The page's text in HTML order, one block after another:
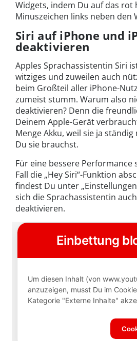
Widgets, indem Du auf das rot
Minuszeichen links neben den
Siri auf iPhone und
deaktivieren
Apples Sprachassistentin Siri
witziges und zuweilen auch
beim Großteil aller iPhone-
zumeist stumm. Warum also
deaktivieren? Denn die
Deinem Apple-Gerät
Menge Akku, weil sie ja
Du sie brauchst.
Für eine bessere Performance
Fall die „Hey Siri“-Funktion
findest Du unter
sich die Sprachassistentin
deaktivieren.